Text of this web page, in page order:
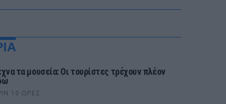
τα μουσεία: Οι τουρίστες τρέχουν πλέον
10 ΏΡΕΣ